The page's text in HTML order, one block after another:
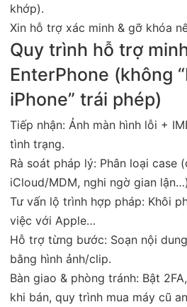
khớp).
Xin hỗ trợ xác minh & gỡ khóa
Quy trình hỗ trợ
EnterPhone (không
iPhone” trái phép)
Tiếp nhận: Ảnh màn hình lỗi +
tình trạng.
Rà soát pháp lý: Phân loại case
iCloud/MDM, nghi ngờ gian
Tư vấn lộ trình hợp pháp: Khôi
việc với Apple…
Hỗ trợ từng bước: Soạn nội
bằng hình ảnh/clip.
Bàn giao & phòng tránh: Bật
khi bán, quy trình mua máy cũ